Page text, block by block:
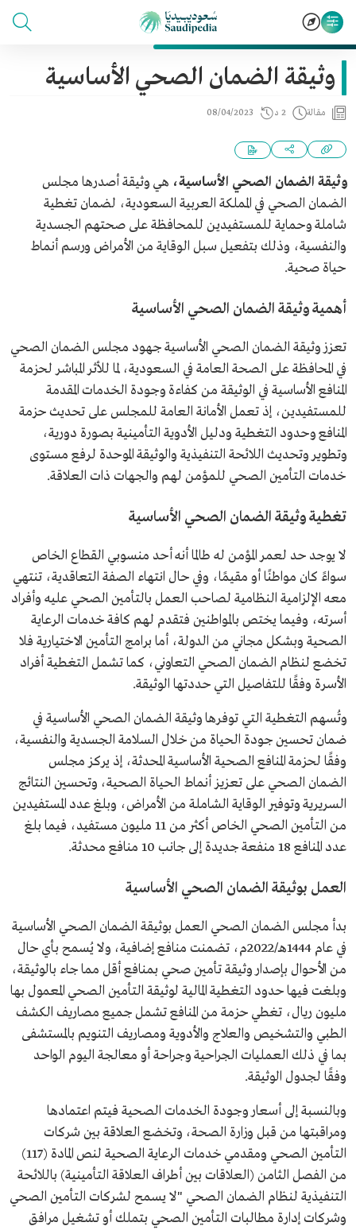
وثيقة الضمان الصحي الأساسية
مقالة 2 د 08/04/2023
وثيقة الضمان الصحي الأساسية، هي وثيقة أصدرها مجلس
الضمان الصحي في المملكة العربية السعودية، لضمان تغطية
شاملة وحماية للمستفيدين للمحافظة على صحتهم الجسدية
والنفسية، وذلك بتفعيل سبل الوقاية من الأمراض ورسم أنماط
حياة صحية.
أهمية وثيقة الضمان الصحي الأساسية
تعزز وثيقة الضمان الصحي الأساسية جهود مجلس الضمان الصحي
في المحافظة على الصحة العامة في السعودية، لما للأثر المباشر لحزمة
المنافع الأساسية في الوثيقة من كفاءة وجودة الخدمات المقدمة
للمستفيدين، إذ تعمل الأمانة العامة للمجلس على تحديث حزمة
المنافع وحدود التغطية ودليل الأدوية التأمينية بصورة دورية،
وتطوير وتحديث اللائحة التنفيذية والوثيقة الموحدة لرفع مستوى
خدمات التأمين الصحي للمؤمن لهم والجهات ذات العلاقة.
تغطية وثيقة الضمان الصحي الأساسية
لا يوجد حد لعمر المؤمن له طالما أنه أحد منسوبي القطاع الخاص
سواءً كان مواطنًا أو مقيمًا، وفي حال انتهاء الصفة التعاقدية، تنتهي
معه الإلزامية النظامية لصاحب العمل بالتأمين الصحي عليه وأفراد
أسرته، وفيما يختص بالمواطنين فتقدم لهم كافة خدمات الرعاية
الصحية وبشكل مجاني من الدولة، أما برامج التأمين الاختيارية فلا
تخضع لنظام الضمان الصحي التعاوني، كما تشمل التغطية أفراد
الأسرة وفقًا للتفاصيل التي حددتها الوثيقة.
وتُسهم التغطية التي توفرها وثيقة الضمان الصحي الأساسية في
ضمان تحسين جودة الحياة من خلال السلامة الجسدية والنفسية،
وفقًا لحزمة المنافع الصحية الأساسية المحدثة، إذ يركز مجلس
الضمان الصحي على تعزيز أنماط الحياة الصحية، وتحسين النتائج
السريرية وتوفير الوقاية الشاملة من الأمراض، وبلغ عدد المستفيدين
من التأمين الصحي الخاص أكثر من 11 مليون مستفيد، فيما بلغ
عدد المنافع 18 منفعة جديدة إلى جانب 10 منافع محدثة.
العمل بوثيقة الضمان الصحي الأساسية
بدأ مجلس الضمان الصحي العمل بوثيقة الضمان الصحي الأساسية
في عام 1444هـ/2022م، تضمنت منافع إضافية، ولا يُسمح بأي حال
من الأحوال بإصدار وثيقة تأمين صحي بمنافع أقل مما جاء بالوثيقة،
وبلغت فيها حدود التغطية المالية لوثيقة التأمين الصحي المعمول بها
مليون ريال، تغطي حزمة من المنافع تشمل جميع مصاريف الكشف
الطبي والتشخيص والعلاج والأدوية ومصاريف التنويم بالمستشفى
بما في ذلك العمليات الجراحية وجراحة أو معالجة اليوم الواحد
وفقًا لجدول الوثيقة.
وبالنسبة إلى أسعار وجودة الخدمات الصحية فيتم اعتمادها
ومراقبتها من قبل وزارة الصحة، وتخضع العلاقة بين شركات
التأمين الصحي ومقدمي خدمات الرعاية الصحية لنص المادة (117)
من الفصل الثامن (العلاقات بين أطراف العلاقة التأمينية) باللائحة
التنفيذية لنظام الضمان الصحي "لا يسمح لشركات التأمين الصحي
وشركات إدارة مطالبات التأمين الصحي بتملك أو تشغيل مرافق